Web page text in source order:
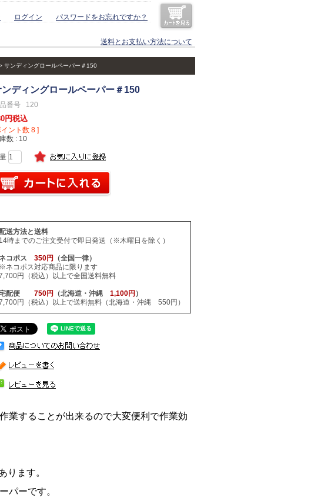
ログイン パスワードをお忘れですか？
送料とお支払い方法について
サンディングロールペーパー＃150
ンディングロールペーパー＃150
番号 120
税込
イント数 8 ]
数
10
配送方法と送料
14時までのご注文受付で即日発送（※木曜日を除く）
コポス 350円
（全国一律）
※ネコポス対応商品に限ります
円（税込）以上で全国送料無料
配便 750円 （北海道・沖縄 1,100円 ）
円（税込）以上で送料無料（北海道・沖縄 550円）
業することが出来るので大変便利で作業効
ります。
パーです。